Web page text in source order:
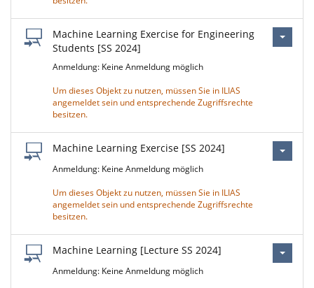
Machine Learning Exercise for Engineering
Students [SS 2024]
Anmeldung: Keine Anmeldung möglich
Um dieses Objekt zu nutzen, müssen Sie in ILIAS
angemeldet sein und entsprechende Zugriffsrechte
besitzen.
Machine Learning Exercise [SS 2024]
Anmeldung: Keine Anmeldung möglich
Um dieses Objekt zu nutzen, müssen Sie in ILIAS
angemeldet sein und entsprechende Zugriffsrechte
besitzen.
Machine Learning [Lecture SS 2024]
Anmeldung: Keine Anmeldung möglich